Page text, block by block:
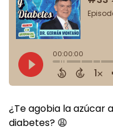
¿Te agobia la azúcar
diabetes? 😩